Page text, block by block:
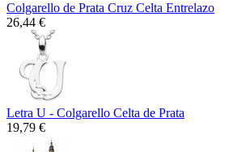
Colgarello de Prata Cruz Celta Entrelazo
26,44 €
Letra U - Colgarello Celta de Prata
19,79 €